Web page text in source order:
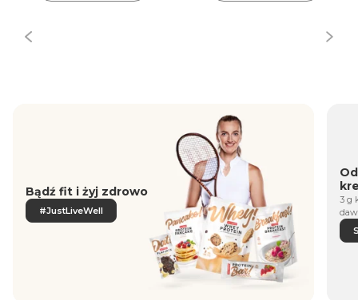
Bądź fit i żyj zdrowo
#JustLiveWell
3 g